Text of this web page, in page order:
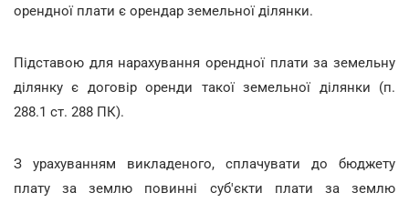
орендної плати є орендар земельної ділянки.
Підставою для нарахування орендної плати за земельну
ділянку є договір оренди такої земельної ділянки (п.
288.1 ст. 288 ПК).
З урахуванням викладеного, сплачувати до бюджету
плату за землю повинні суб'єкти плати за землю